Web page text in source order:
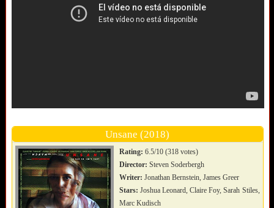
Unsane (2018)
Rating: 6.5/10 (318 votes)
Director: Steven Soderbergh
Writer: Jonathan Bernstein, James Greer
Stars: Joshua Leonard, Claire Foy, Sarah Stiles,
Marc Kudisch